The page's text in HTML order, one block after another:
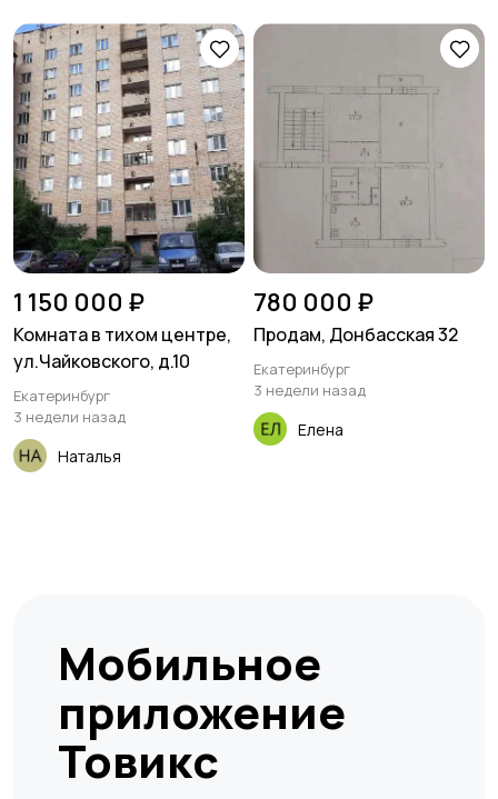
1 150 000 ₽
Комната в тихом центре,
ул.Чайковского, д.10
Екатеринбург
3 недели назад
Наталья
780 000 ₽
Продам, Донбасская 32
Екатеринбург
3 недели назад
Елена
Мобильное
приложение
Товикс